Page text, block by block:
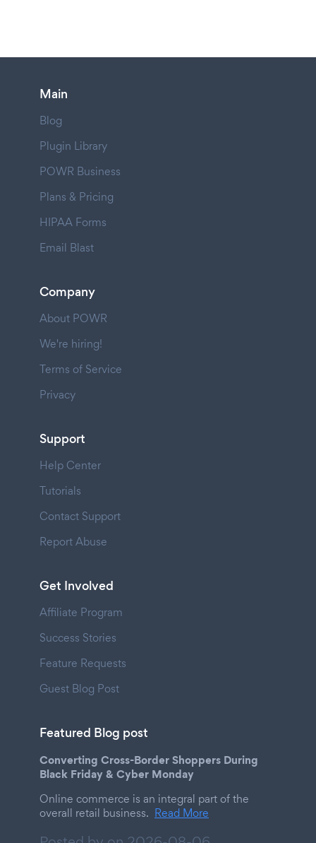
Main
Blog
Plugin Library
POWR Business
Plans & Pricing
HIPAA Forms
Email Blast
Company
About POWR
We're hiring!
Terms of Service
Privacy
Support
Help Center
Tutorials
Contact Support
Report Abuse
Get Involved
Affiliate Program
Success Stories
Feature Requests
Guest Blog Post
Featured Blog post
Converting Cross-Border Shoppers During
Black Friday & Cyber Monday
Online commerce is an integral part of the
overall retail business. Read More